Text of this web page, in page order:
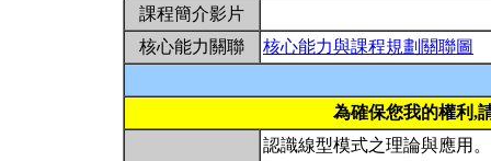
課程簡介影片
核心能力關聯
核心能力與課程規劃關聯圖
為確保您我的權利,
認識線型模式之理論與應用。